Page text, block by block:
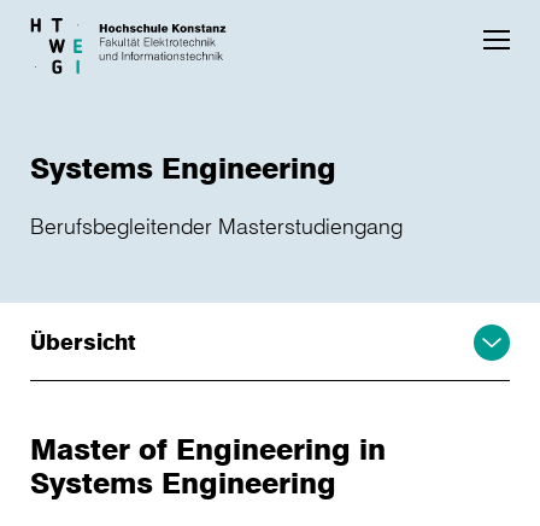
Skip to main content
Systems Engineering
Berufsbegleitender Masterstudiengang
Übersicht
Master of Engineering in
Systems Engineering